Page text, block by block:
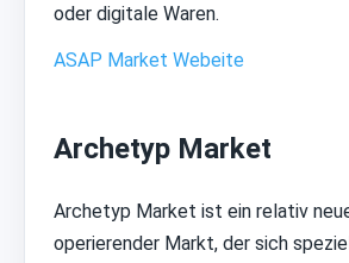
oder digitale Waren.
ASAP Market Webeite
Archetyp Market
Archetyp Market ist ein relativ
operierender Markt, der sich